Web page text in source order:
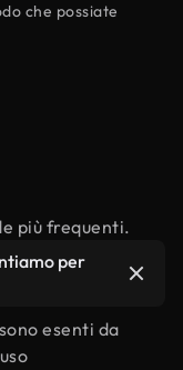
che possiate
più frequenti.
per
esenti da